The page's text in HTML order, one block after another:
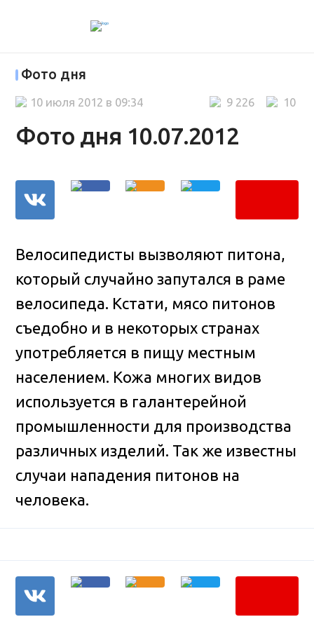
Фото дня
Фото дня 10.07.2012
10
9 226
10 июля 2012 в 09:34
Велосипедисты вызволяют питона,
который случайно запутался в раме
велосипеда. Кстати, мясо питонов
съедобно и в некоторых странах
употребляется в пищу местным
населением. Кожа многих видов
используется в галантерейной
промышленности для производства
различных изделий. Так же известны
случаи нападения питонов на
человека.